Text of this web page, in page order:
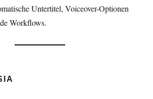
Untertitel, Voiceover-Optionen
Workflows.